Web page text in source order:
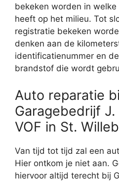
bekeken worden in
heeft op het milieu. Tot
registratie bekeken
denken aan de
identificatienummer en
brandstof die wordt
Auto reparatie
Garagebedrijf
VOF in St.
Van tijd tot tijd zal een
Hier ontkom je niet aan.
hiervoor altijd terecht bij